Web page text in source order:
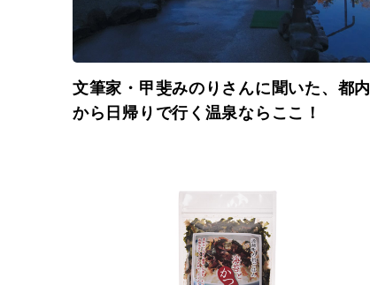
文筆家・甲斐みのりさんに聞いた、都内
から日帰りで行く温泉ならここ！